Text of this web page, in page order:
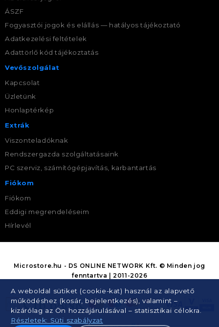
ÁSZF
Fogyasztói jogok és elállás — hatályos tájékoztató
Adatkezelési feltételek
Adattörlő kód tájékoztatás
Vevőszolgálat
Kapcsolat
Üzletünk
Honlaptérkép
Extrák
Viszonteladóknak
Rendszergazda szolgáltatásaink
PC szerviz, számítógépjavítás, karbantartás
Fiókom
Fiókom
Eddigi megrendeléseim
Hírlevél
A weboldal sütiket (cookie-kat) használ az alapvető
működéshez (kosár, bejelentkezés), valamint –
kizárólag az Ön hozzájárulásával – statisztikai célokra.
Részletek: Süti szabályzat
Microstore.hu - DS ONLINE NETWORK Kft. © Minden jog
fenntartva | 2011-2026